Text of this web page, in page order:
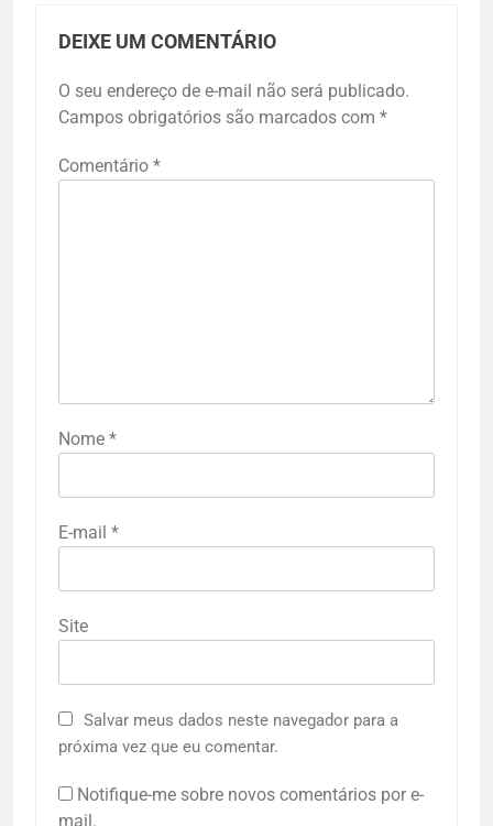
DEIXE UM COMENTÁRIO
O seu endereço de e-mail não será publicado.
Campos obrigatórios são marcados com *
Comentário *
Nome *
E-mail *
Site
Salvar meus dados neste navegador para a
próxima vez que eu comentar.
Notifique-me sobre novos comentários por e-
mail.